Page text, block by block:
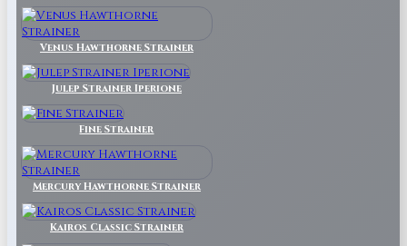
Venus Hawthorne Strainer
Julep Strainer Iperione
Fine Strainer
Mercury Hawthorne Strainer
Kairos Classic Strainer